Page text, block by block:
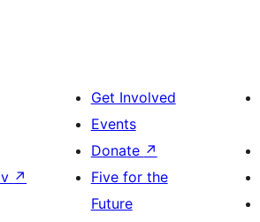
↗
Get Involved
Events
Donate ↗
Five for the
Future